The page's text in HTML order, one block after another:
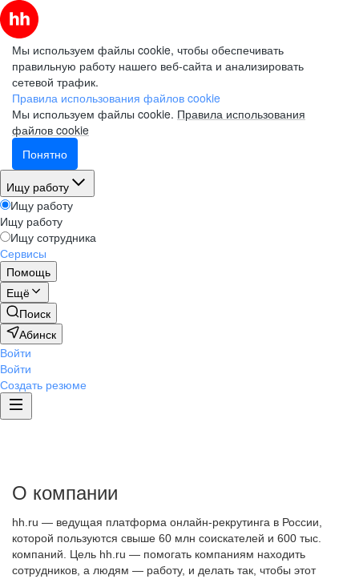
Мы используем файлы cookie, чтобы обеспечивать
правильную работу нашего веб-сайта и анализировать
сетевой трафик.
Правила использования файлов cookie
Мы используем файлы cookie. Правила использования
файлов cookie
Понятно
Ищу работу
Ищу работу
Ищу работу
Ищу сотрудника
Сервисы
Помощь
Ещё
Поиск
Абинск
Войти
Войти
Создать резюме
О компании
hh.ru — ведущая платформа онлайн-рекрутинга в России,
которой пользуются свыше 60 млн соискателей и 600 тыс.
компаний. Цель hh.ru — помогать компаниям находить
сотрудников, а людям — работу, и делать так, чтобы этот